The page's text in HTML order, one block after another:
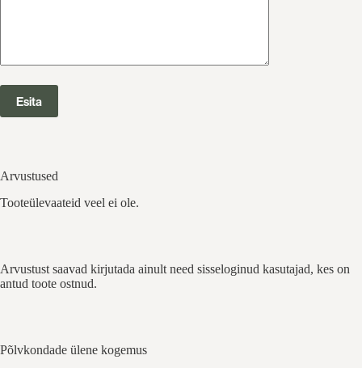
Arvustused
Tooteülevaateid veel ei ole.
Arvustust saavad kirjutada ainult need sisseloginud kasutajad, kes on
antud toote ostnud.
Põlvkondade ülene kogemus